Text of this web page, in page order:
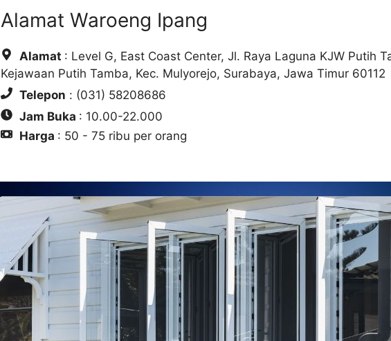
Alamat Waroeng Ipang
Alamat : Level G, East Coast Center, Jl. Raya Laguna KJW Putih
Kejawaan Putih Tamba, Kec. Mulyorejo, Surabaya, Jawa Timur 60112
Telepon : (031) 58208686
Jam Buka : 10.00-22.000
Harga : 50 - 75 ribu per orang